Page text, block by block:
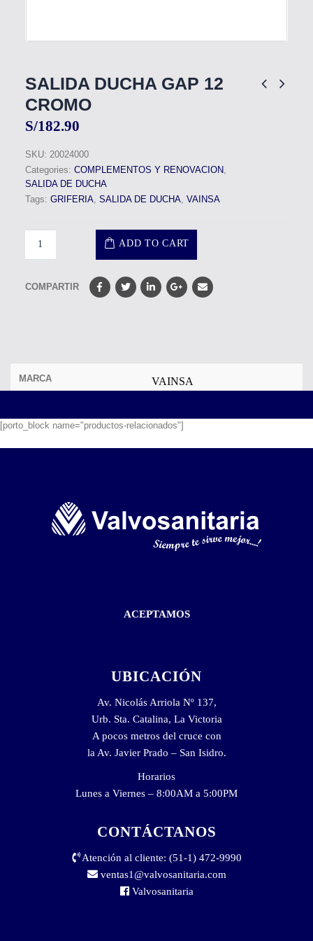
SALIDA DUCHA GAP 12
CROMO
S/182.90
SKU: 20024000
Categories: COMPLEMENTOS Y RENOVACION,
SALIDA DE DUCHA
Tags: GRIFERIA, SALIDA DE DUCHA, VAINSA
ADD TO CART
COMPARTIR
MARCA VAINSA
[porto_block name="productos-relacionados"]
ACEPTAMOS
UBICACIÓN
Av. Nicolás Arriola Nº 137,
Urb. Sta. Catalina, La Victoria
A pocos metros del cruce con
la Av. Javier Prado – San Isidro.
Horarios
Lunes a Viernes – 8:00AM a 5:00PM
CONTÁCTANOS
Atención al cliente: (51-1) 472-9990
ventas1@valvosanitaria.com
Valvosanitaria